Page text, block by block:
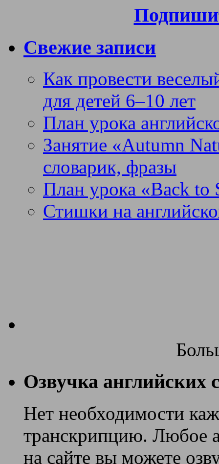
Свежие записи
Как провести
для детей 6–10 лет
План урока
Занятие «Autumn
словарик, фразы
План урока «Back to
Стишки на
Озвучка английских
Нет необходимости
транскрипцию. Любое
на сайте вы можете